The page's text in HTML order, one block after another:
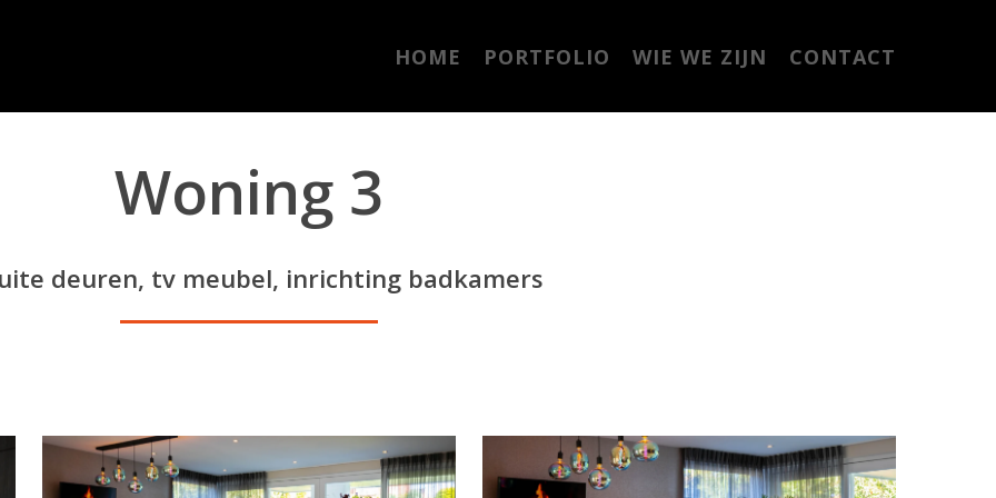
HOME PORTFOLIO WIE WE ZIJN CONTACT
Woning 3
deuren, tv meubel, inrichting badkamers